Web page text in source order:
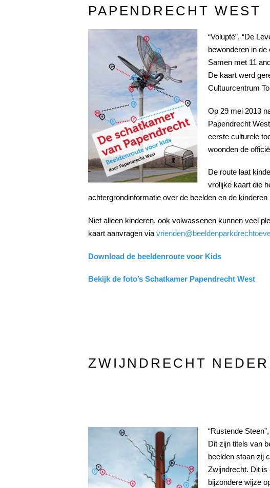
PAPENDRECHT WEST
“Volupté”, “De
bewonderen in
Samen met 11
De kaart werd
Cultuurcentrum
Op 29 mei 2013
Papendrecht
eerste culturele
woonden de
De route laat
vrolijke kaart die
achtergrondinformatie over de beelden en de
Niet alleen kinderen, ook volwassenen kunnen veel
kaart aanvragen via
Download de beeldenroute voor Kids
Bekijk de foto’s Schatkamer Papendrecht West
ZWIJNDRECHT
“Rustende
Dit zijn titels van
beelden staan zij
Zwijndrecht. Dit is
bijzondere wijze